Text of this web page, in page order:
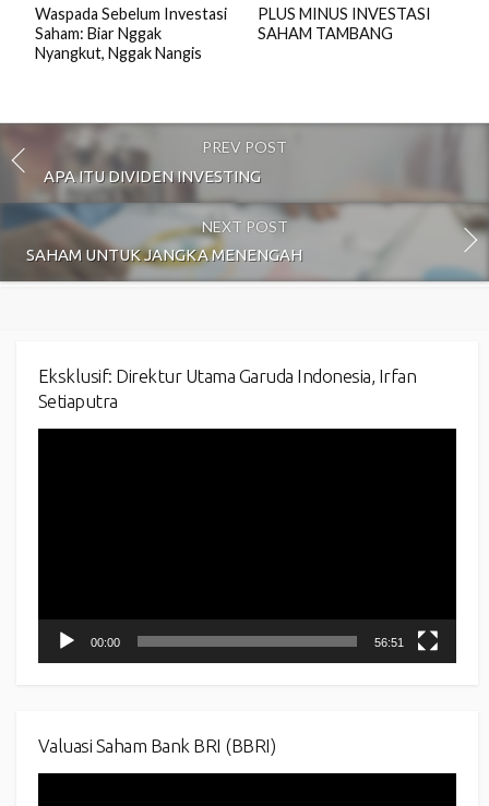
Waspada Sebelum Investasi
Saham: Biar Nggak
Nyangkut, Nggak Nangis
PLUS MINUS INVESTASI
SAHAM TAMBANG
PREV POST
APA ITU DIVIDEN INVESTING
NEXT POST
SAHAM UNTUK JANGKA MENENGAH
Eksklusif: Direktur Utama Garuda Indonesia, Irfan
Setiaputra
00:00 56:51
Valuasi Saham Bank BRI (BBRI)